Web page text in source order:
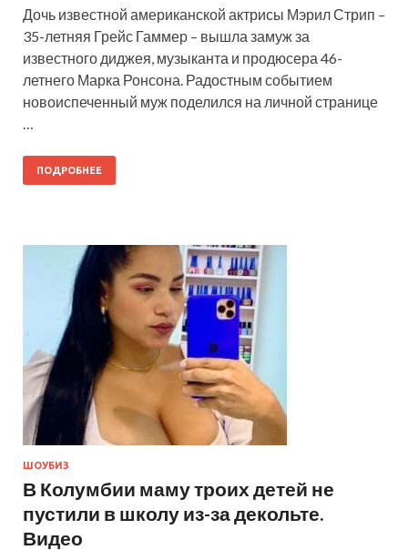
Дочь известной американской актрисы Мэрил Стрип –
35-летняя Грейс Гаммер – вышла замуж за
известного диджея, музыканта и продюсера 46-
летнего Марка Ронсона. Радостным событием
новоиспеченный муж поделился на личной странице
ПОДРОБНЕЕ
ШОУБИЗ
В Колумбии маму троих детей не
пустили в школу из-за декольте.
Видео